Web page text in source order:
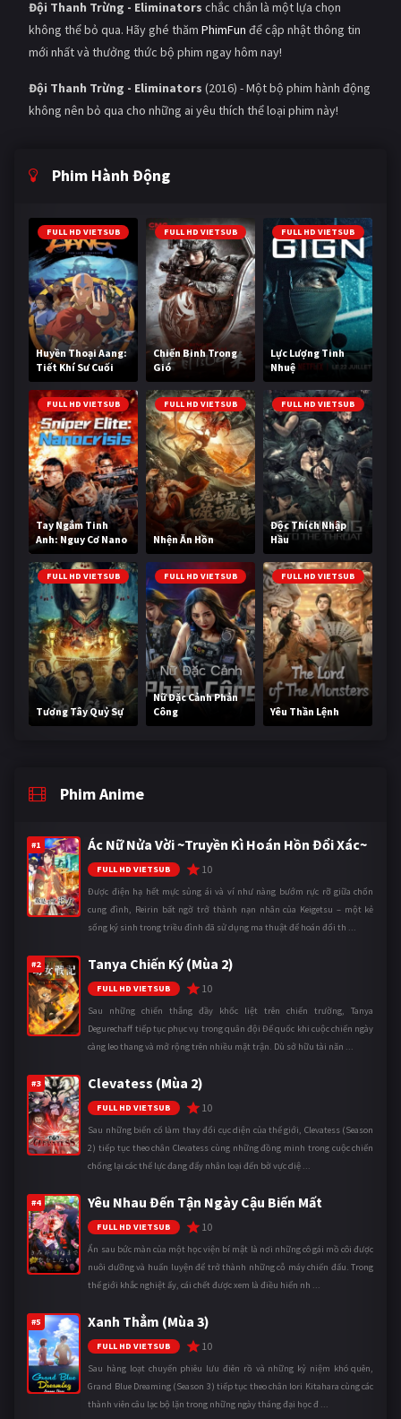
Đội Thanh Trừng - Eliminators chắc chắn là một lựa chọn
không thể bỏ qua. Hãy ghé thăm PhimFun để cập nhật thông tin
mới nhất và thưởng thức bộ phim ngay hôm nay!
Đội Thanh Trừng - Eliminators (2016) - Một bộ phim hành động
không nên bỏ qua cho những ai yêu thích thể loại phim này!
Phim Hành Động
FULL HD VIETSUB
Huyền Thoại Aang:
Tiết Khí Sư Cuối
Cùng
FULL HD VIETSUB
Chiến Binh Trong
Gió
FULL HD VIETSUB
Lực Lượng Tinh
Nhuệ
FULL HD VIETSUB
Tay Ngắm Tinh
Anh: Nguy Cơ Nano
FULL HD VIETSUB
Nhện Ăn Hồn
FULL HD VIETSUB
Độc Thích Nhập
Hầu
FULL HD VIETSUB
Tương Tây Quỷ Sự
FULL HD VIETSUB
Nữ Đặc Cảnh Phản
Công
FULL HD VIETSUB
Yêu Thần Lệnh
Phim Anime
#1 Ác Nữ Nửa Vời ~Truyền Kì Hoán Hồn Đổi Xác~
FULL HD VIETSUB 10
Được điện hạ hết mực sủng ái và ví như nàng bướm rực rỡ giữa chốn
cung đình, Reirin bất ngờ trở thành nạn nhân của Keigetsu – một kẻ
sống ký sinh trong triều đình đã sử dụng ma thuật để hoán đổi th ...
#2 Tanya Chiến Ký (Mùa 2)
FULL HD VIETSUB 10
Sau những chiến thắng đầy khốc liệt trên chiến trường, Tanya
Degurechaff tiếp tục phục vụ trong quân đội Đế quốc khi cuộc chiến ngày
càng leo thang và mở rộng trên nhiều mặt trận. Dù sở hữu tài năn ...
#3 Clevatess (Mùa 2)
FULL HD VIETSUB 10
Sau những biến cố làm thay đổi cục diện của thế giới, Clevatess (Season
2) tiếp tục theo chân Clevatess cùng những đồng minh trong cuộc chiến
chống lại các thế lực đang đẩy nhân loại đến bờ vực diệ ...
#4 Yêu Nhau Đến Tận Ngày Cậu Biến Mất
FULL HD VIETSUB 10
Ẩn sau bức màn của một học viện bí mật là nơi những cô gái mồ côi được
nuôi dưỡng và huấn luyện để trở thành những cỗ máy chiến đấu. Trong
thế giới khắc nghiệt ấy, cái chết được xem là điều hiển nh ...
#5 Xanh Thẳm (Mùa 3)
FULL HD VIETSUB 10
Sau hàng loạt chuyến phiêu lưu điên rồ và những kỷ niệm khó quên,
Grand Blue Dreaming (Season 3) tiếp tục theo chân Iori Kitahara cùng các
thành viên câu lạc bộ lặn trong những ngày tháng đại học đ ...